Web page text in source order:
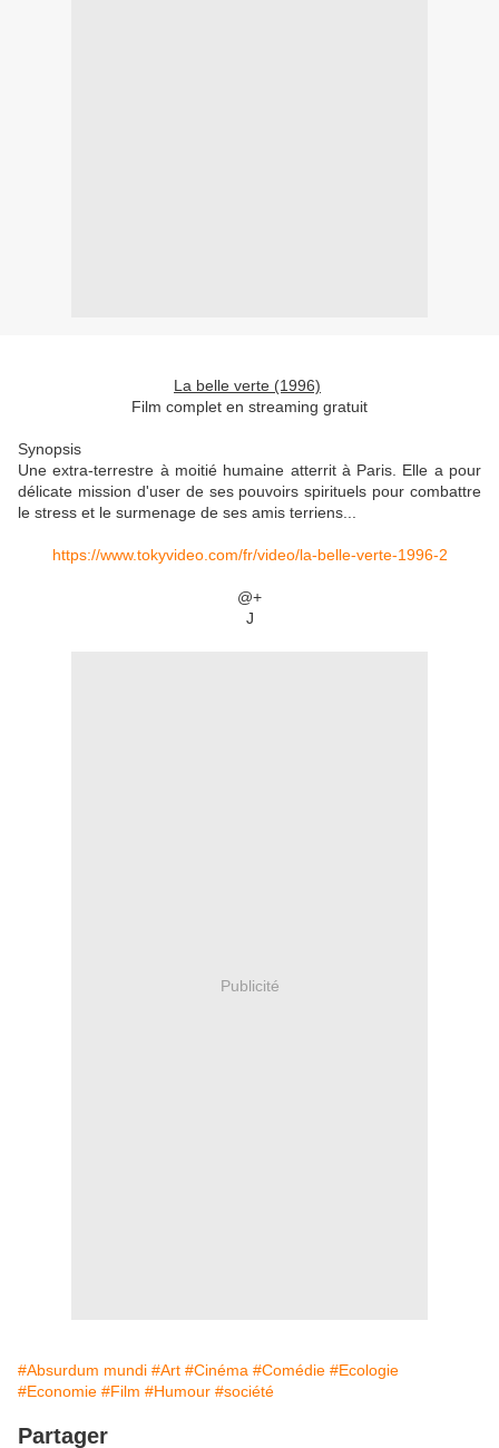
La belle verte (1996)
Film complet en streaming gratuit
Synopsis
Une extra-terrestre à moitié humaine atterrit à Paris. Elle a pour
délicate mission d'user de ses pouvoirs spirituels pour combattre
le stress et le surmenage de ses amis terriens...
https://www.tokyvideo.com/fr/video/la-belle-verte-1996-2
@+
J
Publicité
#Absurdum mundi #Art #Cinéma #Comédie #Ecologie
#Economie #Film #Humour #société
Partager